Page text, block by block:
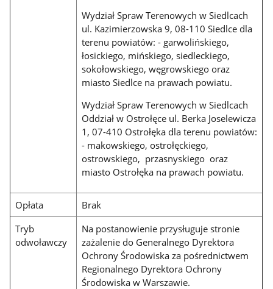
Wydział Spraw Terenowych w Siedlcach
ul. Kazimierzowska 9, 08-110 Siedlce dla
terenu powiatów: - garwolińskiego,
łosickiego, mińskiego, siedleckiego,
sokołowskiego, węgrowskiego oraz
miasto Siedlce na prawach powiatu.
Wydział Spraw Terenowych w Siedlcach
Oddział w Ostrołęce ul. Berka Joselewicza
1, 07-410 Ostrołęka dla terenu powiatów:
- makowskiego, ostrołęckiego,
ostrowskiego, przasnyskiego oraz
miasto Ostrołęka na prawach powiatu.
Opłata
Brak
Tryb
odwoławczy
Na postanowienie przysługuje stronie
zażalenie do Generalnego Dyrektora
Ochrony Środowiska za pośrednictwem
Regionalnego Dyrektora Ochrony
Środowiska w Warszawie.